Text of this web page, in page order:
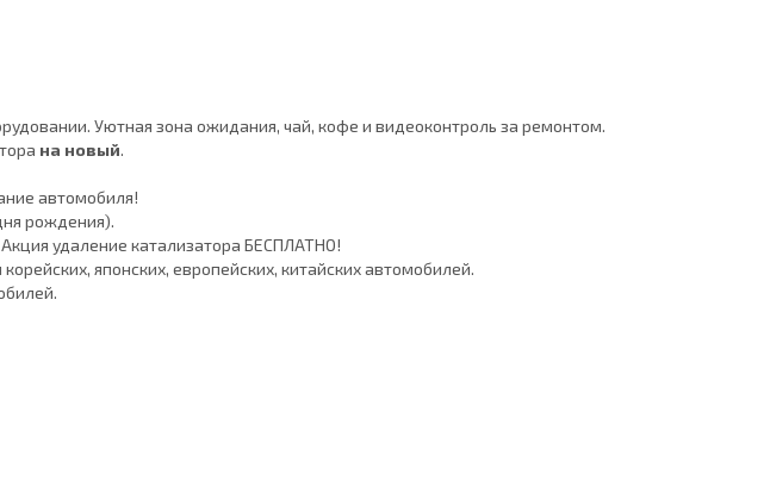
Уютная зона ожидания, чай, кофе и видеоконтроль за ремонтом.
на новый.
автомобиля!
рождения).
удаление катализатора БЕСПЛАТНО!
корейских, японских, европейских, китайских автомобилей.